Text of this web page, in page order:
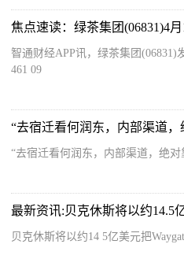
智通财经APP讯，绿茶集团(06831)
461 09
“去宿迁看何润东，内部渠道，
“去宿迁看何润东，内部渠道，绝对
贝克休斯将以约14 5亿美元把